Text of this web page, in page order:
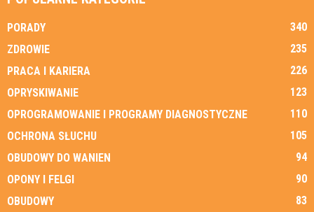
PORADY
340
ZDROWIE
235
PRACA I KARIERA
226
OPRYSKIWANIE
123
OPROGRAMOWANIE I PROGRAMY DIAGNOSTYCZNE
110
OCHRONA SŁUCHU
105
OBUDOWY DO WANIEN
94
OPONY I FELGI
90
OBUDOWY
83